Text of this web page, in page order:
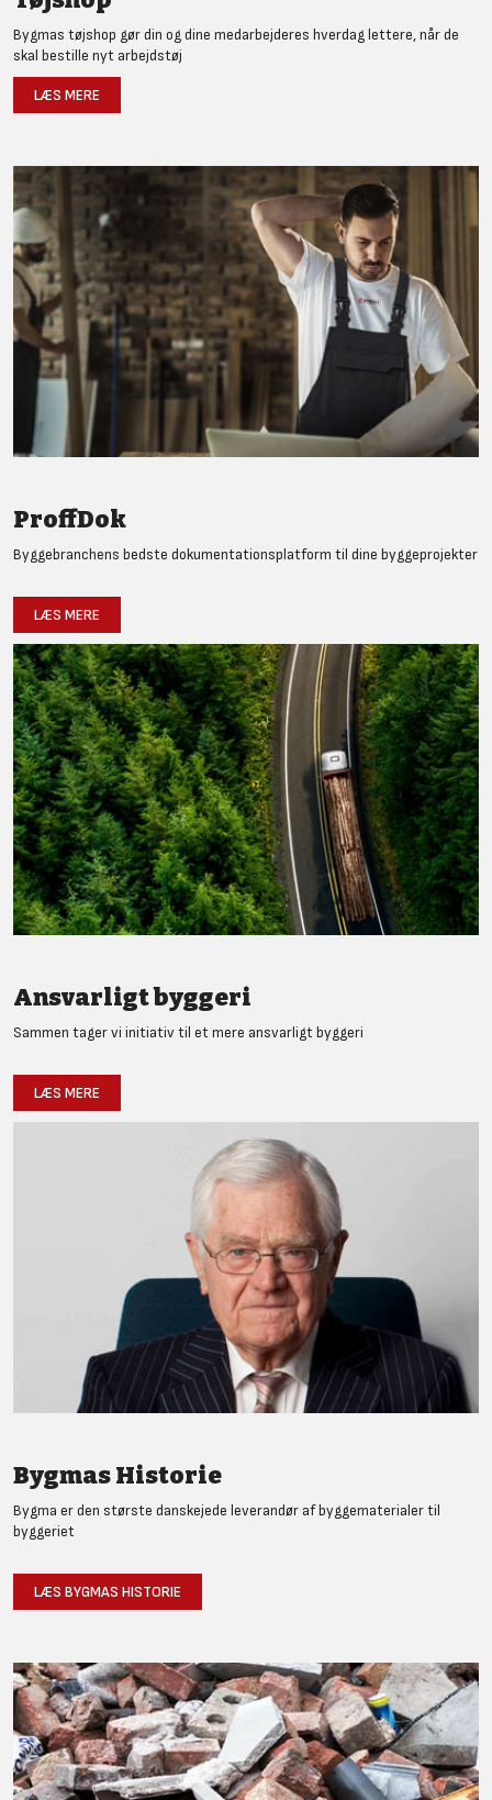
Bygmas tøjshop gør din og dine medarbejderes hverdag lettere, når de
skal bestille nyt arbejdstøj
LÆS MERE
ProffDok
Byggebranchens bedste dokumentationsplatform til dine byggeprojekter
LÆS MERE
Ansvarligt byggeri
Sammen tager vi initiativ til et mere ansvarligt byggeri
LÆS MERE
Bygmas Historie
Bygma er den største danskejede leverandør af byggematerialer til
byggeriet
LÆS BYGMAS HISTORIE